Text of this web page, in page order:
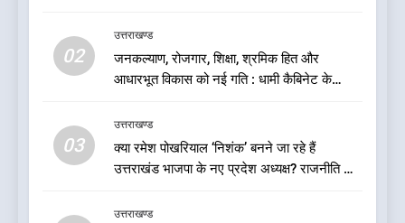
02
उत्तराखण्ड
जनकल्याण, रोजगार, शिक्षा, श्रमिक हित और
आधारभूत विकास को नई गति : धामी कैबिनेट के
03
उत्तराखण्ड
क्या रमेश पोखरियाल ‘निशंक’ बनने जा रहे हैं
उत्तराखंड भाजपा के नए प्रदेश अध्यक्ष? राजनीति के
उत्तराखण्ड
को भाजपा ने दी नई जिम्मेदारी ,इन पूर्व
मुख्यमंत्री को भी मिली जिम्मेदारी
उत्तराखण्ड